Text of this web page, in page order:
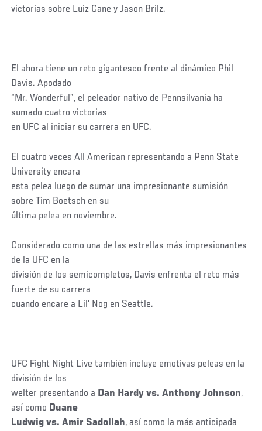
victorias sobre Luiz Cane y Jason Brilz.
El ahora tiene un reto gigantesco frente al dinámico Phil
Davis. Apodado
“Mr. Wonderful”, el peleador nativo de Pennsilvania ha
sumado cuatro victorias
en UFC al iniciar su carrera en UFC.
El cuatro veces All American representando a Penn State
University encara
esta pelea luego de sumar una impresionante sumisión
sobre Tim Boetsch en su
última pelea en noviembre.
Considerado como una de las estrellas más impresionantes
de la UFC en la
división de los semicompletos, Davis enfrenta el reto más
fuerte de su carrera
cuando encare a Lil’ Nog en Seattle.
UFC Fight Night Live también incluye emotivas peleas en la
división de los
welter presentando a Dan Hardy vs. Anthony Johnson,
así como Duane
Ludwig vs. Amir Sadollah, así como la más anticipada